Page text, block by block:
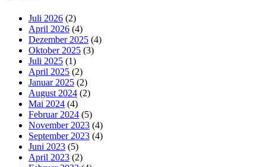
Juli 2026 (2)
April 2026 (4)
Dezember 2025 (4)
Oktober 2025 (3)
Juli 2025 (1)
April 2025 (2)
Januar 2025 (2)
August 2024 (2)
Mai 2024 (4)
Februar 2024 (5)
November 2023 (4)
September 2023 (4)
Juni 2023 (5)
April 2023 (2)